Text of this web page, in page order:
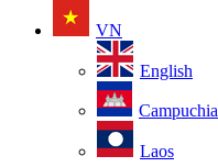
VN
English
Campuchia
Laos